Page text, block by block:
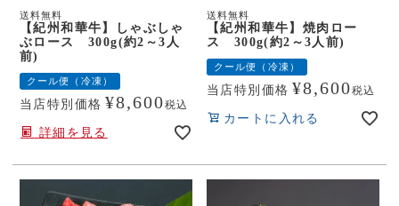
送料無料
【紀州和華牛】しゃぶしゃ
ぶロース 300g(約2～3人
前)
クール便（冷凍）
当店特別価格 ¥8,600税込
詳細を見る
送料無料
【紀州和華牛】焼肉ロー
ス 300g(約2～3人前)
クール便（冷凍）
当店特別価格 ¥8,600税込
カートに入れる